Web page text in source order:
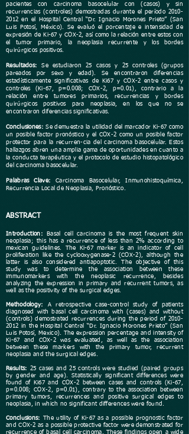
pacientes con carcinoma basocelular con (casos) y sin
recurrencias (controles) demostradas durante el período 2010-
2012 en el Hospital Central “Dr. Ignacio Morones Prieto” (San
Luis Potosí, México). Se evaluó el porcentaje e intensidad de
expresión de Ki-67 y COX-2, así como la relación entre estos con
el tumor primario, la neoplasia recurrente y los bordes
quirúrgicos positivos.
Resultados:Se estudiaron 25 casos y 25 controles (grupos
pareados por sexo y edad). Se encontraron diferencias
estadísticamente significativas de Ki67 y COX-2 entre casos y
controles (Ki-67, p=0.008; COX-2, p=0.01), contrario a la
relación entre tumores primarios, recurrencias y bordes
quirúrgicos positivos para neoplasia, en los que no se
encontraron diferencias significativas.
Conclusiones:Se demuestra la utilidad del marcador Ki-67 como
un posible factor pronóstico y el COX-2 como un posible factor
protector para la recurren-cia del carcinoma basocelular. Estos
hallazgos abren una amplia gama de oportunidades en cuanto a
la conducta terapéutica y el protocolo de estudio histopatológico
del carcinoma basocelular.
Palabras Clave:Carcinoma Basocelular, Inmunohistoquímica,
Recurrencia Local de Neoplasia, Pronóstico.
ABSTRACT
Introduction: Basal cell carcinoma is the most frequent skin
neoplasia; this has a recurrence of less than 2% according to
mexican guidelines. The Ki-67 marker is an indicator of cell
proliferation like the cyclooxygenase-2 (COX-2), although the
latter is also considered antiapoptotic. The objective of this
study was to determine the association between these
immunomarkers with the neoplasic recurrence, besides
analyzing the expression in primary and recurrent tumors, as
well as the positivity of the surgical edges.
Methodology:
A retrospective case-control study of patients
diagnosed with basal cell carcinoma with (cases) and without
(controls) demostrated recurrences during the period of 2010-
2012 in the Hospital Central “Dr. Ignacio Morones Prieto” (San
Luis Potosí, Mexico). The expression percentage and intensity of
Ki-67 and COX-2 was evaluated, as well as the association
between these markers with the primary tumor, recurrent
neoplasia and the surgical edges.
Results: 25 cases and 25 controls were studied (paired groups
by gender and age). Statistically significant differences were
found of Ki67 and COX-2 between cases and controls (Ki-67,
p=0.008; COX-2, p=0.01), contrary to the association between
primary tumors, recurrences and positive surgical edges to
neoplasia, in which no significant differences were found.
Conclusions: The utility of Ki-67 as a possible prognostic factor
and COX-2 as a possible protective factor were demonstrated for
recurrence of basal cell carcinoma. These findings open a wide